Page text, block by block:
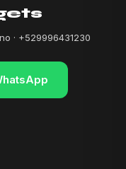
· +529996431230